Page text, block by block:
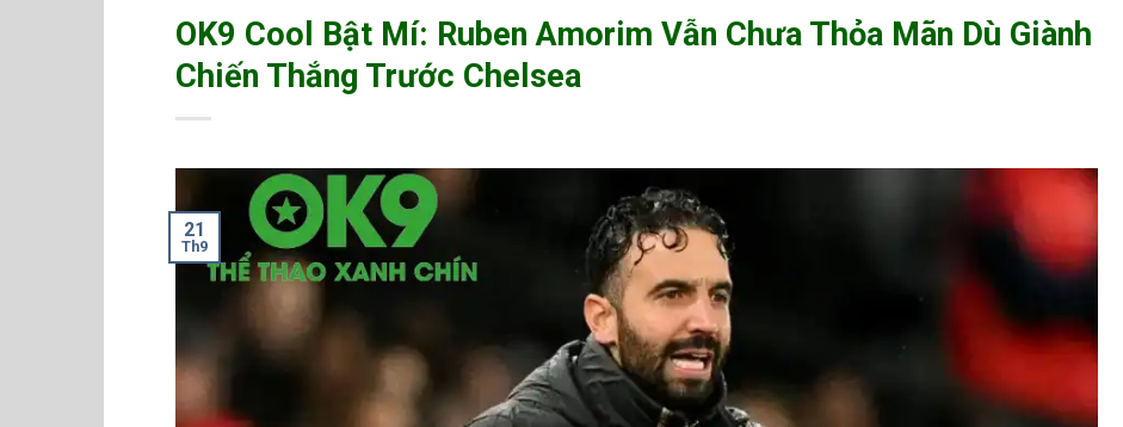
OK9 Cool Bật Mí: Ruben Amorim Vẫn Chưa Thỏa Mãn Dù Giành
Chiến Thắng Trước Chelsea
21
Th9